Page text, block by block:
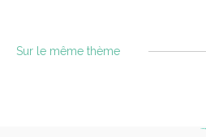
Sur le même thème